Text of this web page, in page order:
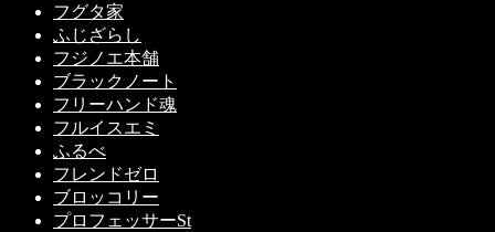
フグタ家
ふじざらし
フジノエ本舗
ブラックノート
フリーハンド魂
フルイスエミ
ふるべ
フレンドゼロ
ブロッコリー
プロフェッサーSt